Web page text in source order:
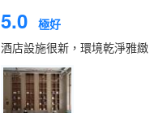
5.0 極好
酒店設施很新，環境乾淨雅